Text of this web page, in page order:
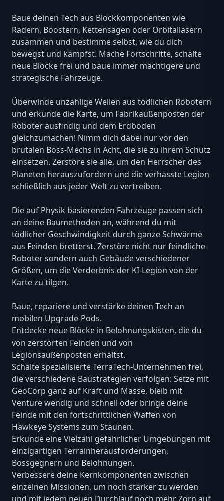
Baue deinen Tech aus Blockkomponenten wie
Rädern, Boostern, Kettensägen oder Orbitallasern
zusammen und bestimme selbst, wie du dich
bewegst und kämpfst. Mache Fortschritte, schalte
neue Blöcke frei und baue immer mächtigere und
strategische Fahrzeuge.
Überwinde unzählige Wellen aus tödlichen Robotern
und erkunde die Karte, um Fabrikaußenposten der
Roboter ausfindig und dem Erdboden
gleichzumachen! Nimm dich dabei nur vor den
brutalen Boss-Mechs in Acht, die sie zu ihrem Schutz
einsetzen. Zerstöre sie alle, um den Herrscher des
Planeten herauszufordern und die verhasste Legion
schließlich aus jeder Welt zu vertreiben.
Die auf Physik basierenden Fahrzeuge passen sich
an deine Baumethoden an, während du mit
tödlicher Geschwindigkeit durch ganze Schwärme
aus Feinden bretterst. Zerstöre nicht nur feindliche
Roboter sondern auch Gebäude verschiedener
Größen, um die Verderbnis der KI-Legion von der
Karte zu tilgen.
Baue, repariere und verstärke deinen Tech an
mobilen Upgrade-Pods.
Entdecke neue Blöcke in Belohnungskisten, die du
von zerstörten Feinden und von
Legionsaußenposten erhältst.
Schalte spezialisierte TerraTech-Unternehmen frei,
die verschiedene Baustrategien verfolgen: Setze mit
GeoCorp ganz auf Kraft und Masse, bleib mit
Venture wendig und schnell oder bringe deine
Feinde mit den fortschrittlichen Waffen von
Hawkeye Systems zum Staunen.
Erkunde eine Vielzahl gefährlicher Umgebungen mit
einzigartigen Terrainherausforderungen,
Bossgegnern und Belohnungen.
Verbessere deine Kernkomponenten zwischen
einzelnen Missionen, um noch stärker zu werden